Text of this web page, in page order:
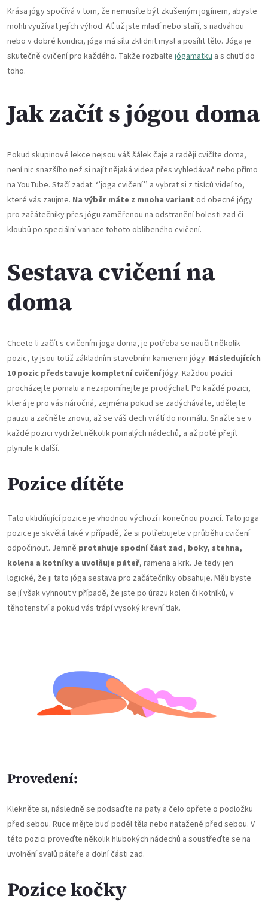
Krása jógy spočívá v tom, že nemusíte být zkušeným jogínem, abyste
mohli využívat jejích výhod. Ať už jste mladí nebo staří, s nadváhou
nebo v dobré kondici, jóga má sílu zklidnit mysl a posílit tělo. Jóga je
skutečně cvičení pro každého. Takže rozbalte jógamatku a s chutí do
toho.
Jak začít s jógou doma
Pokud skupinové lekce nejsou váš šálek čaje a raději cvičíte doma,
není nic snazšího než si najít nějaká videa přes vyhledávač nebo přímo
na YouTube. Stačí zadat: ‘’joga cvičení’’ a vybrat si z tisíců videí to,
které vás zaujme. Na výběr máte z mnoha variant od obecné jógy
pro začátečníky přes jógu zaměřenou na odstranění bolesti zad či
kloubů po speciální variace tohoto oblíbeného cvičení.
Sestava cvičení na
doma
Chcete-li začít s cvičením joga doma, je potřeba se naučit několik
pozic, ty jsou totiž základním stavebním kamenem jógy. Následujících
10 pozic představuje kompletní cvičeníjógy. Každou pozici
procházejte pomalu a nezapomínejte je prodýchat. Po každé pozici,
která je pro vás náročná, zejména pokud se zadýcháváte, udělejte
pauzu a začněte znovu, až se váš dech vrátí do normálu. Snažte se v
každé pozici vydržet několik pomalých nádechů, a až poté přejít
plynule k další.
Pozice dítěte
Tato uklidňující pozice je vhodnou výchozí i konečnou pozicí. Tato joga
pozice je skvělá také v případě, že si potřebujete v průběhu cvičení
odpočinout. Jemně protahuje spodní část zad, boky, stehna,
kolena a kotníky a uvolňuje páteř, ramena a krk. Je tedy jen
logické, že ji tato jóga sestava pro začátečníky obsahuje. Měli byste
se jí však vyhnout v případě, že jste po úrazu kolen či kotníků, v
těhotenství a pokud vás trápí vysoký krevní tlak.
Provedení:
Klekněte si, následně se podsaďte na paty a čelo opřete o podložku
před sebou. Ruce mějte buď podél těla nebo natažené před sebou. V
této pozici proveďte několik hlubokých nádechů a soustřeďte se na
uvolnění svalů páteře a dolní části zad.
Pozice kočky